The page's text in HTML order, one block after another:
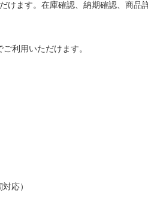
けます。在庫確認、納期確認、商品
利用いただけます。
応）